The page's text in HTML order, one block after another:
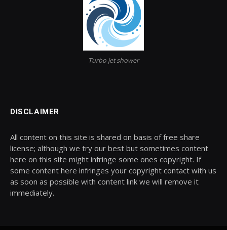
Turbo jet shower
DISCLAIMER
All content on this site is shared on basis of free share
license; although we try our best but sometimes content
here on this site might infringe some ones copyright. If
some content here infringes your copyright contact with us
as soon as possible with content link we will remove it
immediately.